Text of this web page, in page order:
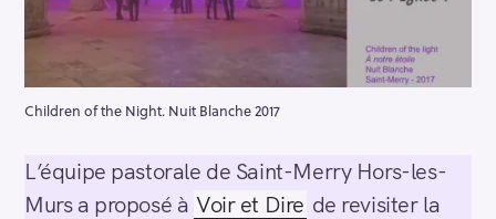
Children of the Night. Nuit Blanche 2017
L’équipe pastorale de Saint-Merry Hors-les-
Murs a proposé à Voir et Dire de revisiter la